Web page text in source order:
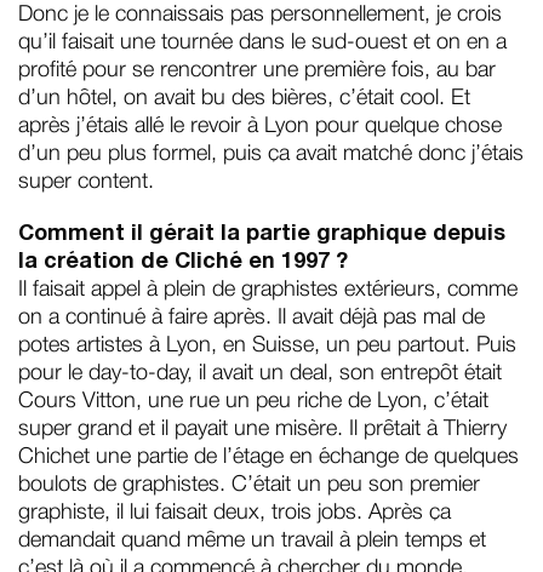
Donc je le connaissais pas personnellement, je crois
qu’il faisait une tournée dans le sud-ouest et on en a
profité pour se rencontrer une première fois, au bar
d’un hôtel, on avait bu des bières, c’était cool. Et
après j’étais allé le revoir à Lyon pour quelque chose
d’un peu plus formel, puis ça avait matché donc j’étais
super content.
Comment il gérait la partie graphique depuis
la création de Cliché en 1997 ?
Il faisait appel à plein de graphistes extérieurs, comme
on a continué à faire après. Il avait déjà pas mal de
potes artistes à Lyon, en Suisse, un peu partout. Puis
pour le day-to-day, il avait un deal, son entrepôt était
Cours Vitton, une rue un peu riche de Lyon, c’était
super grand et il payait une misère. Il prêtait à Thierry
Chichet une partie de l’étage en échange de quelques
boulots de graphistes. C’était un peu son premier
graphiste, il lui faisait deux, trois jobs. Après ça
demandait quand même un travail à plein temps et
c’est là où il a commencé à chercher du monde.